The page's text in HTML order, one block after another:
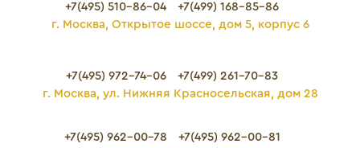
+7(495) 510-86-04
+7(499) 168-85-86
г. Москва, Открытое шоссе, дом 5, корпус 6
+7(495) 972-74-06
+7(499) 261-70-83
г. Москва, ул. Нижняя Красносельская, дом 28
+7(495) 962-00-78
+7(495) 962-00-81